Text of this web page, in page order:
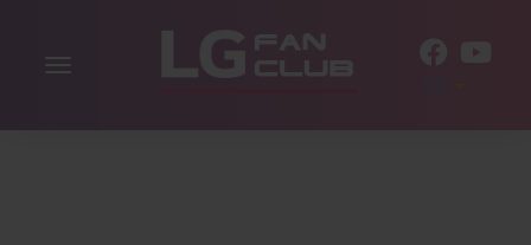
Alternar